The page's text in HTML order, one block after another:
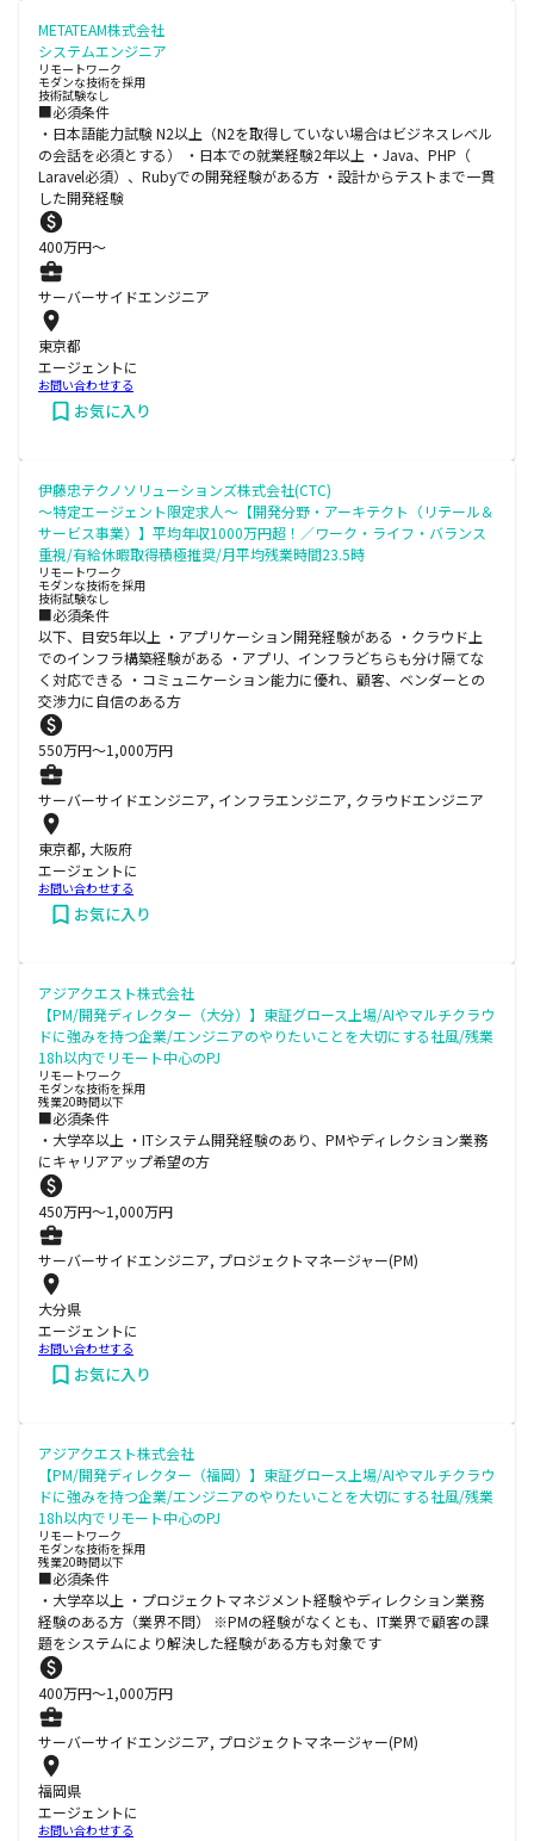
METATEAM株式会社
システムエンジニア
リモートワーク
モダンな技術を採用
技術試験なし
■必須条件
・日本語能力試験 N2以上（N2を取得していない場合はビジネスレベル
の会話を必須とする） ・日本での就業経験2年以上 ・Java、PHP（
Laravel必須）、Rubyでの開発経験がある方 ・設計からテストまで一貫
した開発経験
400万円〜
サーバーサイドエンジニア
東京都
エージェントに
お問い合わせする
お気に入り
伊藤忠テクノソリューションズ株式会社(CTC)
～特定エージェント限定求人～【開発分野・アーキテクト（リテール＆
サービス事業）】平均年収1000万円超！／ワーク・ライフ・バランス
重視/有給休暇取得積極推奨/月平均残業時間23.5時
リモートワーク
モダンな技術を採用
技術試験なし
■必須条件
以下、目安5年以上 ・アプリケーション開発経験がある ・クラウド上
でのインフラ構築経験がある ・アプリ、インフラどちらも分け隔てな
く対応できる ・コミュニケーション能力に優れ、顧客、ベンダーとの
交渉力に自信のある方
550万円〜1,000万円
サーバーサイドエンジニア, インフラエンジニア, クラウドエンジニア
東京都, 大阪府
エージェントに
お問い合わせする
お気に入り
アジアクエスト株式会社
【PM/開発ディレクター（大分）】東証グロース上場/AIやマルチクラウ
ドに強みを持つ企業/エンジニアのやりたいことを大切にする社風/残業
18h以内でリモート中心のPJ
リモートワーク
モダンな技術を採用
残業20時間以下
■必須条件
・大学卒以上 ・ITシステム開発経験のあり、PMやディレクション業務
にキャリアアップ希望の方
450万円〜1,000万円
サーバーサイドエンジニア, プロジェクトマネージャー(PM)
大分県
エージェントに
お問い合わせする
お気に入り
アジアクエスト株式会社
【PM/開発ディレクター（福岡）】東証グロース上場/AIやマルチクラウ
ドに強みを持つ企業/エンジニアのやりたいことを大切にする社風/残業
18h以内でリモート中心のPJ
リモートワーク
モダンな技術を採用
残業20時間以下
■必須条件
・大学卒以上 ・プロジェクトマネジメント経験やディレクション業務
経験のある方（業界不問） ※PMの経験がなくとも、IT業界で顧客の課
題をシステムにより解決した経験がある方も対象です
400万円〜1,000万円
サーバーサイドエンジニア, プロジェクトマネージャー(PM)
福岡県
エージェントに
お問い合わせする